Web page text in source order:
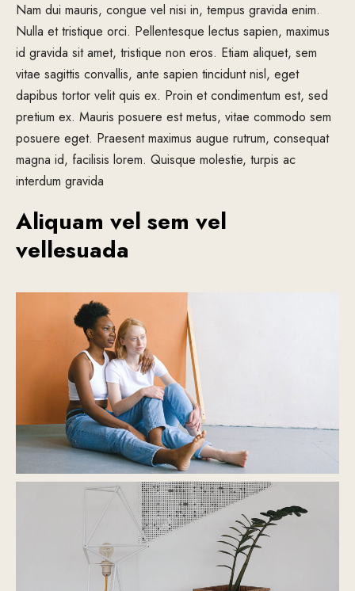
Nam dui mauris, congue vel nisi in, tempus gravida enim.
Nulla et tristique orci. Pellentesque lectus sapien, maximus
id gravida sit amet, tristique non eros. Etiam aliquet, sem
vitae sagittis convallis, ante sapien tincidunt nisl, eget
dapibus tortor velit quis ex. Proin et condimentum est, sed
pretium ex. Mauris posuere est metus, vitae commodo sem
posuere eget. Praesent maximus augue rutrum, consequat
magna id, facilisis lorem. Quisque molestie, turpis ac
interdum gravida
Aliquam vel sem vel
vellesuada